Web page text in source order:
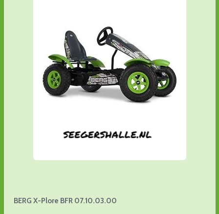
BERG X-Plore BFR 07.10.03.00